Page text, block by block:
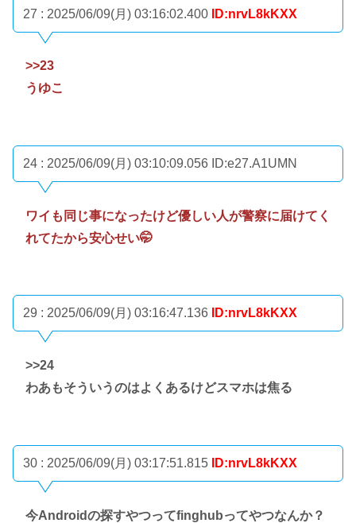
27 : 2025/06/09(月) 03:16:02.400 ID:nrvL8kKXX
>>23
うゆこ
24 : 2025/06/09(月) 03:10:09.056 ID:e27.A1UMN
ワイも同じ事になったけど優しい人が警察に届けてく
れてたから安心せい🤭
29 : 2025/06/09(月) 03:16:47.136 ID:nrvL8kKXX
>>24
わあもそういうのはよくあるけどスマホは焦る
30 : 2025/06/09(月) 03:17:51.815 ID:nrvL8kKXX
今Androidの探すやつってfinghubってやつなんか？